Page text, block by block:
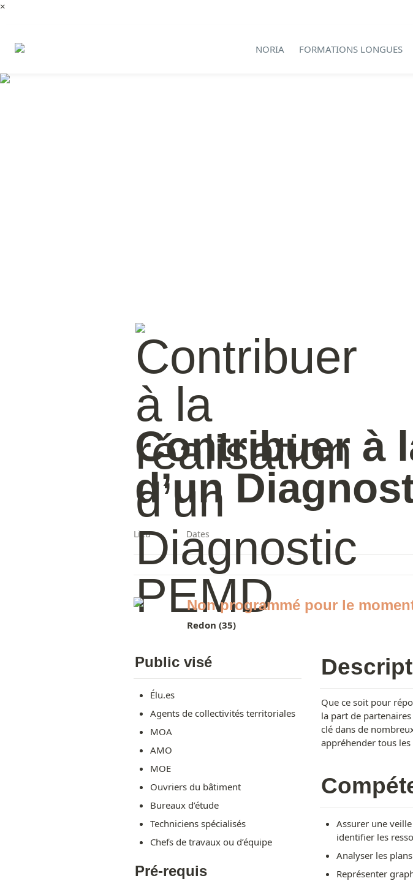
×
NORIA FORMATIONS LONGUES
Contribuer à
d’un
Lieu Dates
Non programmé pour le
Redon (35)
Public visé
Élu.es
Agents de collectivités territoriales
MOA
AMO
MOE
Ouvriers du bâtiment
Bureaux d’étude
Techniciens spécialisés
Chefs de travaux ou d’équipe
Pré-requis
Que ce soit pour
la part de
clé dans de
appréhender tous
Assurer une
identifier les
Analyser les
Représenter